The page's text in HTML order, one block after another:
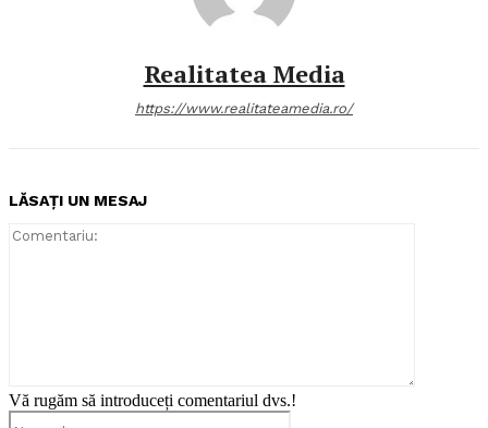
Realitatea Media
https://www.realitateamedia.ro/
LĂSAȚI UN MESAJ
Vă rugăm să introduceți comentariul dvs.!